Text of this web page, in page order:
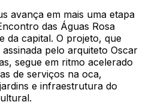
avança em mais uma etapa
das Águas Rosa
da capital. O projeto, que
pelo arquiteto Oscar
segue em ritmo acelerado
de serviços na oca,
e infraestrutura do